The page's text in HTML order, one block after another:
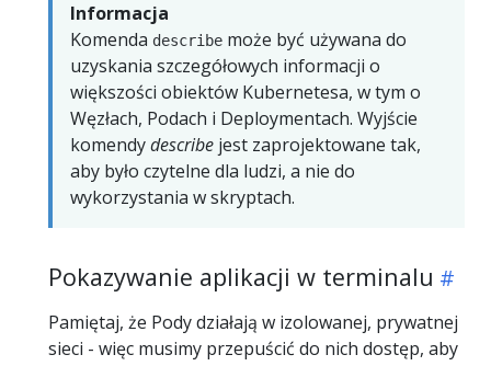
Informacja
Komenda describe może być używana do
uzyskania szczegółowych informacji o
większości obiektów Kubernetesa, w tym o
Węzłach, Podach i Deploymentach. Wyjście
komendydescribe jest zaprojektowane tak,
aby było czytelne dla ludzi, a nie do
wykorzystania w skryptach.
Pokazywanie aplikacji w terminalu
Pamiętaj, że Pody działają w izolowanej, prywatnej
sieci - więc musimy przepuścić do nich dostęp, aby